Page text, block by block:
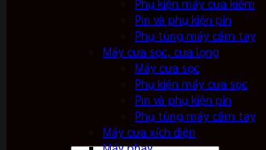
Phụ kiện máy cưa kiếm
Pin và phụ kiện pin
Phụ tùng máy cầm tay
Máy cưa sọc, cưa lọng
Máy cưa sọc
Phụ kiện máy cưa sọc
Pin và phụ kiện pin
Phụ tùng máy cầm tay
Máy cưa xích điện